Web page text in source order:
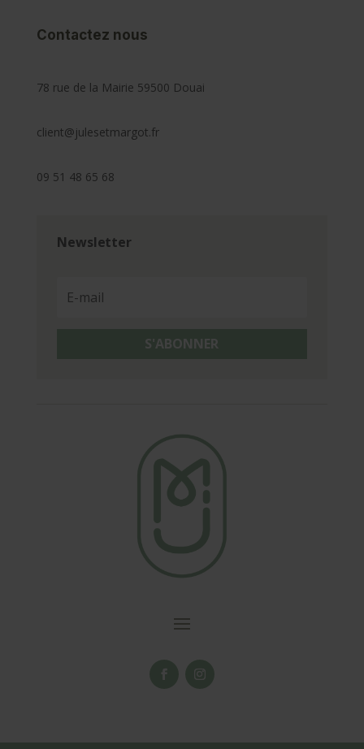
Contactez nous
78 rue de la Mairie 59500 Douai
client@julesetmargot.fr
09 51 48 65 68
Newsletter
S'ABONNER